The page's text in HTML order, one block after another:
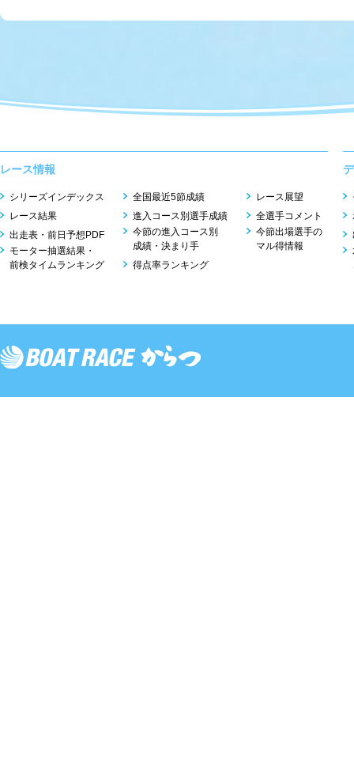
レース情報
シリーズインデックス
レース結果
出走表・前日予想PDF
モーター抽選結果・
前検タイムランキング
全国最近5節成績
進入コース別選手成績
今節の進入コース別
成績・決まり手
得点率ランキング
レース展望
全選手コメント
今節出場選手の
マル得情報